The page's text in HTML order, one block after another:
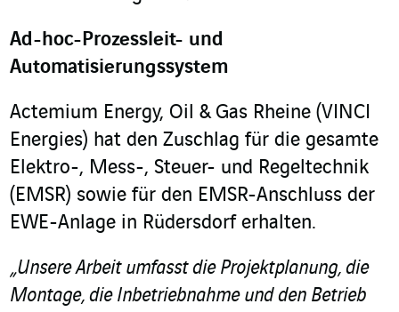
Ad-hoc-Prozessleit- und
Automatisierungssystem
Actemium Energy, Oil & Gas Rheine (VINCI
Energies) hat den Zuschlag für die gesamte
Elektro-, Mess-, Steuer- und Regeltechnik
(EMSR) sowie für den EMSR-Anschluss der
EWE-Anlage in Rüdersdorf erhalten.
„Unsere Arbeit umfasst die Projektplanung, die
Montage, die Inbetriebnahme und den Betrieb